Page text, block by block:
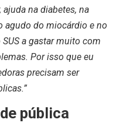
ajuda na diabetes, na
agudo do miocárdio e no
a gastar muito com
Por isso que eu
precisam ser
pública